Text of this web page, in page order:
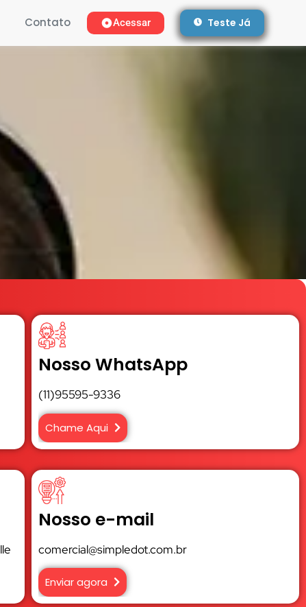
Contato Acessar Teste Já
Nosso WhatsApp
(11)95595-9336
Chame Aqui
Nosso e-mail
comercial@simpledot.com.br
Enviar agora